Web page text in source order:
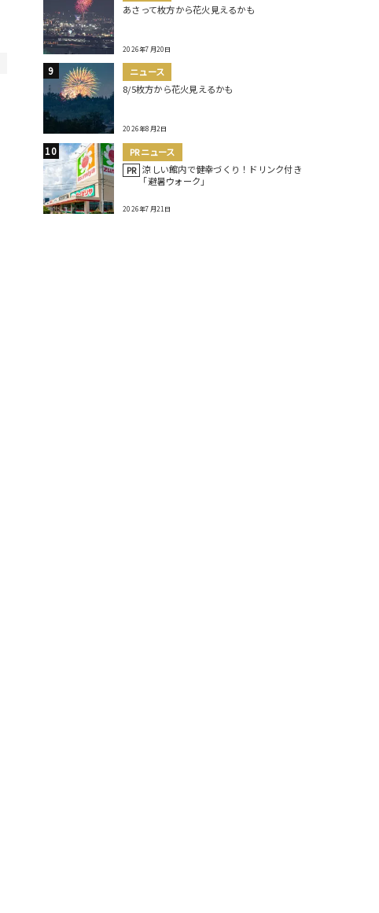
あさって枚方から花火見えるかも
2026年7月20日
ニュース
8/5枚方から花火見えるかも
2026年8月2日
PRニュース
PR 涼しい館内で健幸づくり！ドリンク付き
｢避暑ウォーク｣
2026年7月21日